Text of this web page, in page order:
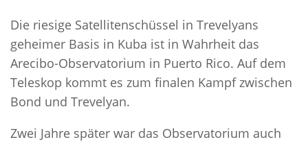
Die riesige Satellitenschüssel in Trevelyans
geheimer Basis in Kuba ist in Wahrheit das
Arecibo-Observatorium in Puerto Rico. Auf dem
Teleskop kommt es zum finalen Kampf zwischen
Bond und Trevelyan.
Zwei Jahre später war das Observatorium auch